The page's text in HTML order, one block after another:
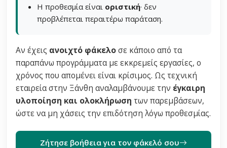
Η προθεσμία είναι οριστική· δεν
προβλέπεται περαιτέρω παράταση.
Αν έχεις ανοιχτό φάκελοσε κάποιο από τα
παραπάνω προγράμματα με εκκρεμείς εργασίες, ο
χρόνος που απομένει είναι κρίσιμος. Ως τεχνική
εταιρεία στην Ξάνθη αναλαμβάνουμε την έγκαιρη
υλοποίηση και ολοκλήρωση των παρεμβάσεων,
ώστε να μη χάσεις την επιδότηση λόγω προθεσμίας.
Ζήτησε βοήθεια για τον φάκελό σου